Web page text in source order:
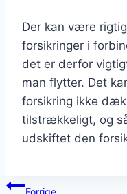
Der kan være
forsikringer i
det er derfor
man flytter. Det
forsikring ikke
tilstrækkeligt, og
udskiftet den
Forrige